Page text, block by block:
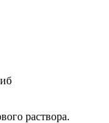
раствора.